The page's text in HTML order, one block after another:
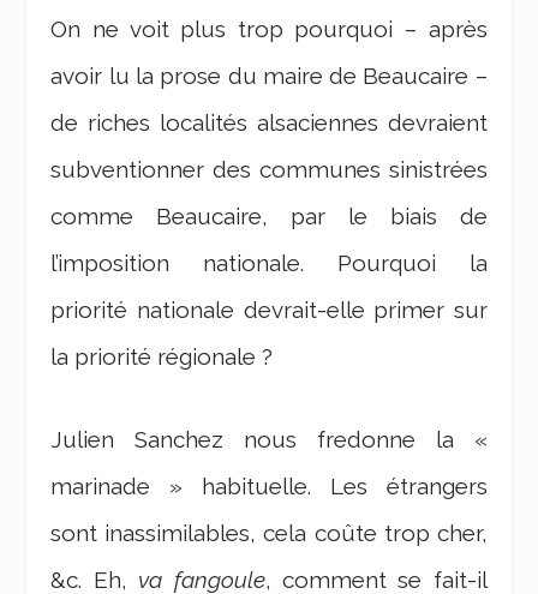
On ne voit plus trop pourquoi – après
avoir lu la prose du maire de Beaucaire –
de riches localités alsaciennes devraient
subventionner des communes sinistrées
comme Beaucaire, par le biais de
l’imposition nationale. Pourquoi la
priorité nationale devrait-elle primer sur
la priorité régionale ?
Julien Sanchez nous fredonne la «
marinade » habituelle. Les étrangers
sont inassimilables, cela coûte trop cher,
&c. Eh, va fangoule, comment se fait-il